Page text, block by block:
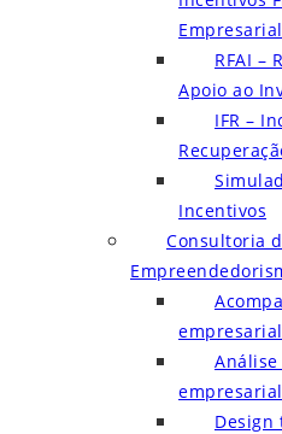
Empresarial
RFAI –
Apoio ao
IFR –
Incentivos
Consultoria
empresarial
Design